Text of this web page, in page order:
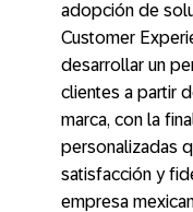
adopción de
Customer
desarrollar un
clientes a partir
marca, con la
personalizadas
satisfacción y
empresa